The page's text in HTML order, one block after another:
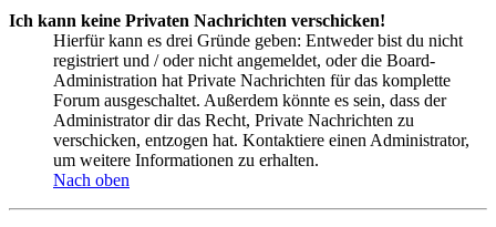
Ich kann keine Privaten Nachrichten verschicken!
Hierfür kann es drei Gründe geben: Entweder bist du nicht
registriert und / oder nicht angemeldet, oder die Board-
Administration hat Private Nachrichten für das komplette
Forum ausgeschaltet. Außerdem könnte es sein, dass der
Administrator dir das Recht, Private Nachrichten zu
verschicken, entzogen hat. Kontaktiere einen Administrator,
um weitere Informationen zu erhalten.
Nach oben